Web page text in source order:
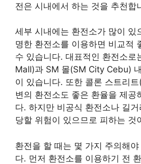
전은 시내에서 하는 것을 추천합
세부 시내에는 환전소가 많이 있
명한 환전소를 이용하면 비교적
수 있습니다. 대표적인 환전소로
Mall)과 SM 몰(SM City Cebu)
이 있습니다. 또한 콜론 스트리
변의 환전소도 좋은 환율을 제공
다. 하지만 비공식 환전소나 길
당할 위험이 있으므로 피하는 것
환전을 할 때는 몇 가지 주의해
다. 먼저 환전소를 이용하기 전